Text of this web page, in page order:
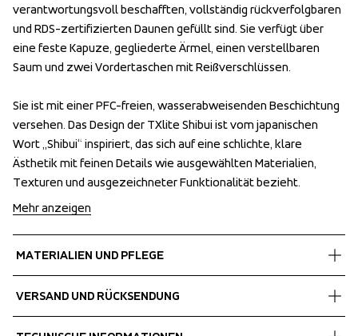
verantwortungsvoll beschafften, vollständig rückverfolgbaren
und RDS-zertifizierten Daunen gefüllt sind. Sie verfügt über
eine feste Kapuze, gegliederte Ärmel, einen verstellbaren
Saum und zwei Vordertaschen mit Reißverschlüssen.
Sie ist mit einer PFC-freien, wasserabweisenden Beschichtung
versehen. Das Design der TXlite Shibui ist vom japanischen
Wort „Shibui“ inspiriert, das sich auf eine schlichte, klare
Ästhetik mit feinen Details wie ausgewählten Materialien,
Texturen und ausgezeichneter Funktionalität bezieht.
verantwortungsvoll beschafften, vollständig rückverfolgbaren
und RDS-zertifizierten Daunen gefüllt sind. Sie verfügt über
eine feste Kapuze, gegliederte Ärmel, einen verstellbaren
Saum und zwei Vordertaschen mit Reißverschlüssen.
Sie ist mit einer PFC-freien, wasserabweisenden Beschichtung
versehen. Das Design der TXlite Shibui ist vom japanischen
Wort „Shibui“ inspiriert, das sich auf eine schlichte, klare
Ästhetik mit feinen Details wie ausgewählten Materialien,
Texturen und ausgezeichneter Funktionalität bezieht.
Mehr anzeigen
MATERIALIEN UND PFLEGE
Shell fabric 1
VERSAND UND RÜCKSENDUNG